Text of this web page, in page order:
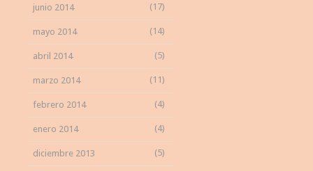
junio 2014 (17)
mayo 2014 (14)
abril 2014 (5)
marzo 2014 (11)
febrero 2014 (4)
enero 2014 (4)
diciembre 2013 (5)